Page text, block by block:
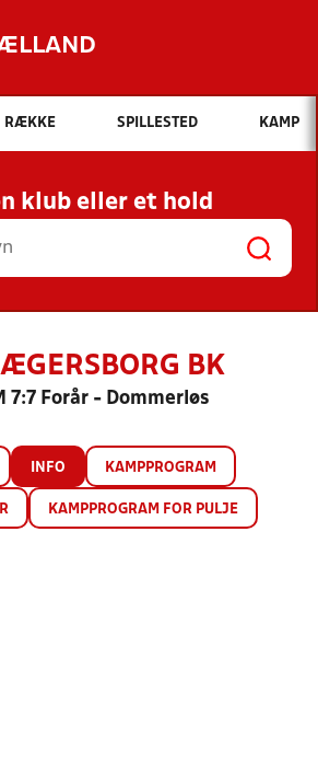
Hvad vil du søge efter?
INDHOLD OG NYHEDER
RESULTATER, KLUBBER OG
HOLD
RÆKKE SPILLESTED KAMP
klub eller et hold
BK
7:7 Forår - Dommerløs
INFO KAMPPROGRAM
KAMPPROGRAM FOR PULJE